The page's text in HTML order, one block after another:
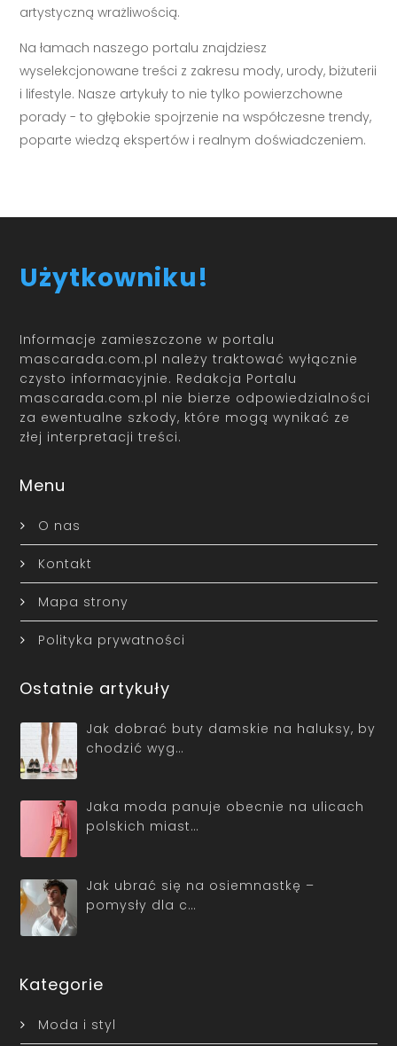
artystyczną wrażliwością.
Na łamach naszego portalu znajdziesz
wyselekcjonowane treści z zakresu mody, urody, biżuterii
i lifestyle. Nasze artykuły to nie tylko powierzchowne
porady - to głębokie spojrzenie na współczesne trendy,
poparte wiedzą ekspertów i realnym doświadczeniem.
Użytkowniku!
Informacje zamieszczone w portalu
mascarada.com.pl należy traktować wyłącznie
czysto informacyjnie. Redakcja Portalu
mascarada.com.pl nie bierze odpowiedzialności
za ewentualne szkody, które mogą wynikać ze
złej interpretacji treści.
Menu
O nas
Kontakt
Mapa strony
Polityka prywatności
Ostatnie artykuły
Jak dobrać buty damskie na haluksy, by
chodzić wyg…
Jaka moda panuje obecnie na ulicach
polskich miast…
Jak ubrać się na osiemnastkę –
pomysły dla c…
Kategorie
Moda i styl